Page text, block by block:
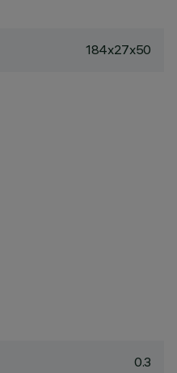
184x27x50
0.3